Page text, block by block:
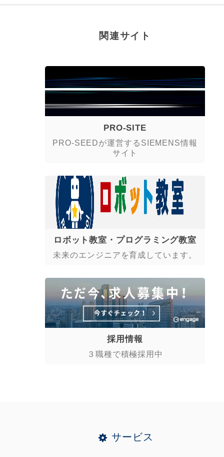
関連サイト
PRO-SITE
PRO-SEEDが運営するSIEMENS情報
サイト
ロボット教室・プログラミング教室
未来のエンジニアを育成しています。
採用情報
３職種で積極採用中
サービス